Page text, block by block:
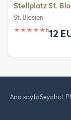
Stellplatz St.
St. Blasien
★ ★ ★ ★ ★512
Ana sayfaSeyahat